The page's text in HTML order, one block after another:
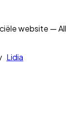
website — All
Lidia